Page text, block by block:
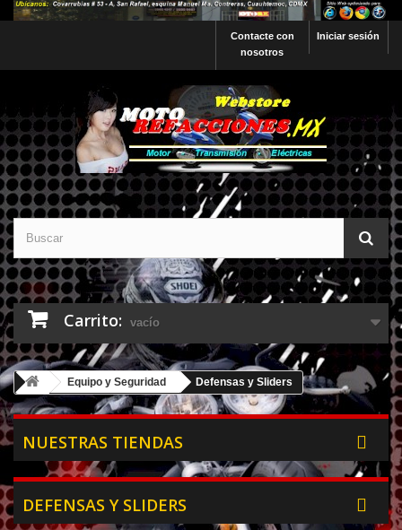
Iniciar sesión
Contacte con
nosotros
Carrito: vacío
Equipo y Seguridad Defensas y Sliders
NUESTRAS TIENDAS
DEFENSAS Y SLIDERS